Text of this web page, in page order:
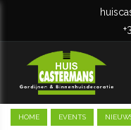
HOME EVENTS